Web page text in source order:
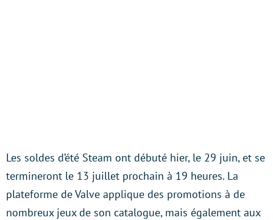
Les soldes d’été Steam ont débuté hier, le 29 juin, et se
termineront le 13 juillet prochain à 19 heures. La
plateforme de Valve applique des promotions à de
nombreux jeux de son catalogue, mais également aux